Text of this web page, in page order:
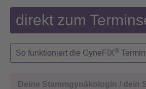
direkt zum
So funktioniert die GyneFIX®
Deine Stammgynäkologin / dein